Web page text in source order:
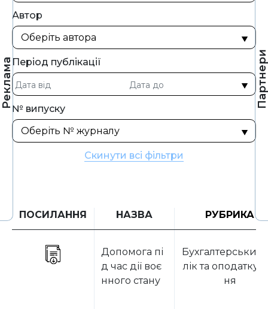
Реклама Партнери
Автор
Період публікації
№ випуску
Скинути всі фільтри
ПОСИЛАННЯ НАЗВА РУБРИКА
Допомога пі
д час дії воє
нного стану
Бухгалтерський
лік та
ня